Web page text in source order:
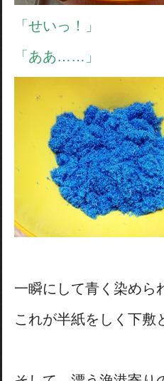
「せいっ！」
「ああ……」
一瞬にして青く染めら
これが半紙をしく下敷